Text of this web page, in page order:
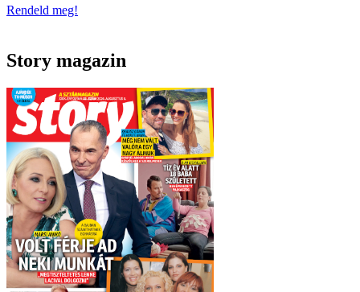
Rendeld meg!
Story magazin